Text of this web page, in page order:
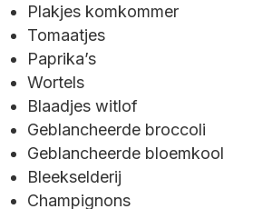
Plakjes komkommer
Tomaatjes
Paprika’s
Wortels
Blaadjes witlof
Geblancheerde broccoli
Geblancheerde bloemkool
Bleekselderij
Champignons